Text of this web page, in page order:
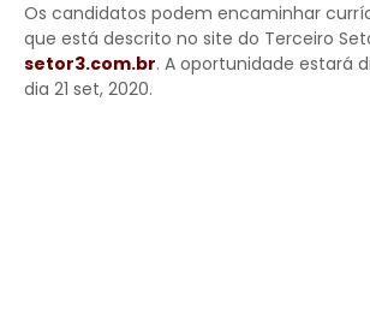
Os candidatos podem encaminhar
que está descrito no site do Terceiro
setor3.com.br. A oportunidade estará
dia 21 set, 2020.